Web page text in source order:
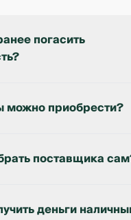
погасить
договоре.
можно приобрести?
(например,
поставщика
и
деньги